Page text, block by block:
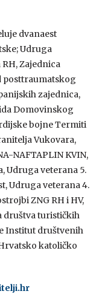
dvanaest
Udruga
Zajednica
posttraumatskog
zajednica,
Domovinskog
bojne Termiti
Vukovara,
NAFTAPLIN KVIN,
Udruga veterana 5.
Udruga veterana 4.
ZNG RH i HV,
društva turističkih
Institut društvenih
katoličko